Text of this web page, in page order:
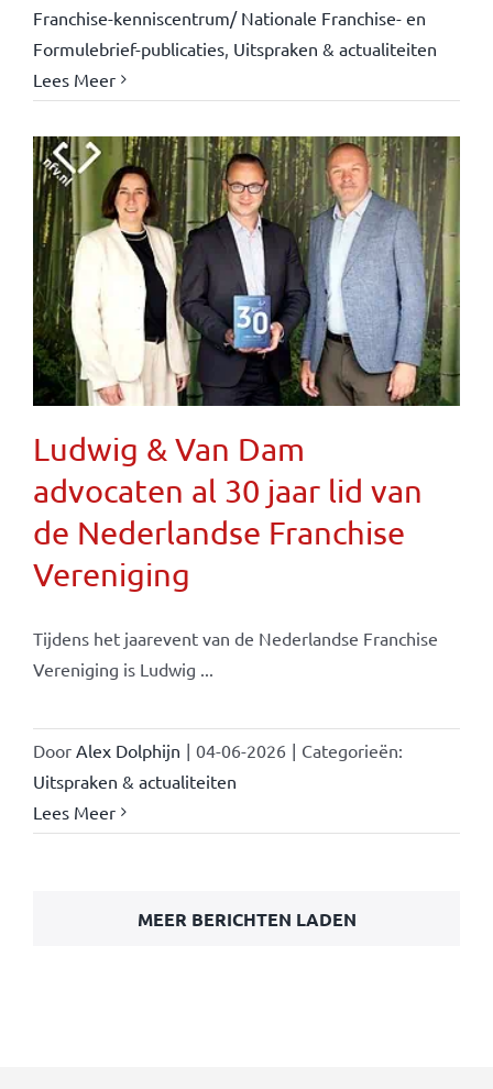
Franchise-kenniscentrum/ Nationale Franchise- en
Formulebrief-publicaties, Uitspraken & actualiteiten
Lees Meer
Ludwig & Van Dam
advocaten al 30 jaar lid van
de Nederlandse Franchise
Vereniging
Tijdens het jaarevent van de Nederlandse Franchise
Vereniging is Ludwig ...
Door Alex Dolphijn | 04-06-2026 | Categorieën:
Uitspraken & actualiteiten
Lees Meer
MEER BERICHTEN LADEN